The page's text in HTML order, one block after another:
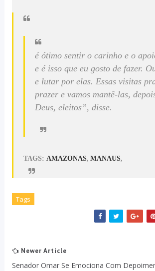
é ótimo sentir o carinho e o
e é isso que eu gosto de fazer.
e lutar por elas. Essas visitas
prazer e vamos mantê-las,
Deus, eleitos”, disse.
TAGS: AMAZONAS, MANAUS,
Tags
Newer Article
Senador Omar Se Emociona Com